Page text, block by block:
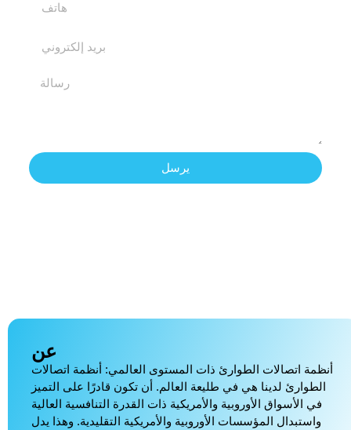
يرسل
عن
أنظمة اتصالات الطوارئ ذات المستوى العالمي: أنظمة اتصالات
الطوارئ لدينا هي في طليعة العالم. أن تكون قادرًا على التميز
في الأسواق الأوروبية والأمريكية ذات القدرة التنافسية العالية
واستبدال المؤسسات الأوروبية والأمريكية التقليدية. وهذا يدل